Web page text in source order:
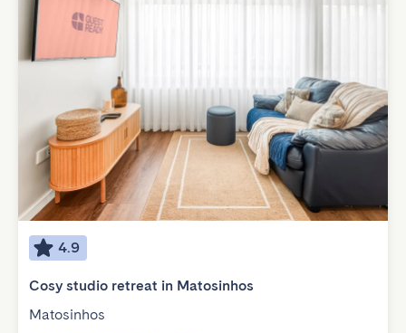
4.9
Cosy studio retreat in Matosinhos
Matosinhos